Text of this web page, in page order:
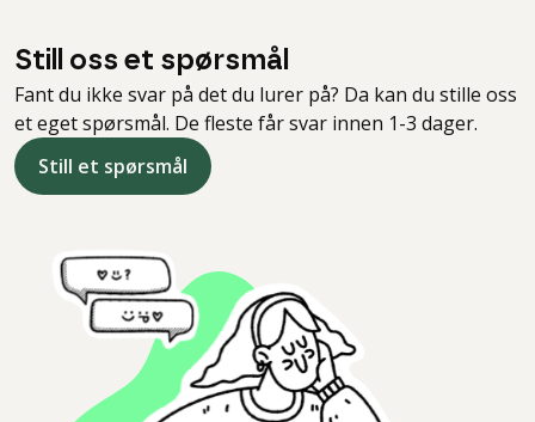
Still oss et spørsmål
Fant du ikke svar på det du lurer på? Da kan du stille oss
et eget spørsmål. De fleste får svar innen 1-3 dager.
Still et spørsmål